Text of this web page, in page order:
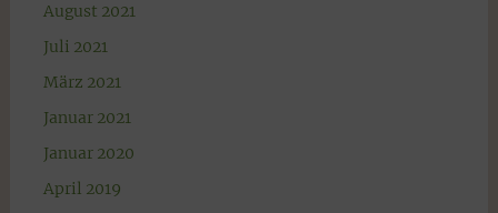
August 2021
Juli 2021
März 2021
Januar 2021
Januar 2020
April 2019